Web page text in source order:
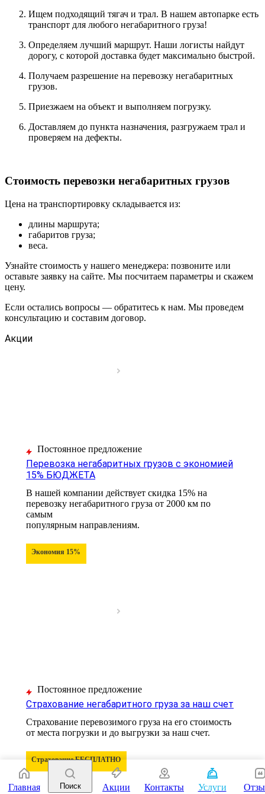
Ищем подходящий тягач и трал. В нашем автопарке есть
транспорт для любого негабаритного груза!
Определяем лучший маршрут. Наши логисты найдут
дорогу, с которой доставка будет максимально быстрой.
Получаем разрешение на перевозку негабаритных
грузов.
Приезжаем на объект и выполняем погрузку.
Доставляем до пункта назначения, разгружаем трал и
проверяем на дефекты.
Стоимость перевозки негабаритных грузов
Цена на транспортировку складывается из:
длины маршрута;
габаритов груза;
веса.
Узнайте стоимость у нашего менеджера: позвоните или
оставьте заявку на сайте. Мы посчитаем параметры и скажем
цену.
Если остались вопросы — обратитесь к нам. Мы проведем
консультацию и составим договор.
Акции
Постоянное предложение
Перевозка негабаритных грузов с экономией
15% БЮДЖЕТА
В нашей компании действует скидка 15% на
перевозку негабаритного груза от 2000 км по
самым
популярным направлениям.
Экономия 15%
Постоянное предложение
Страхование негабаритного груза за наш счет
Страхование перевозимого груза на его стоимость
от места погрузки и до выгрузки за наш счет.
Страхование БЕСПЛАТНО
Главная Поиск Акции Контакты Услуги